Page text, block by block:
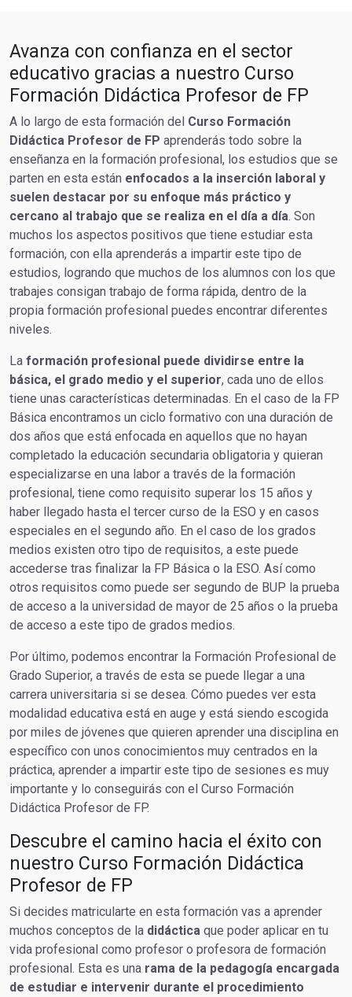
Avanza con confianza en el sector
educativo gracias a nuestro Curso
Formación Didáctica Profesor de FP
A lo largo de esta formación del Curso Formación
Didáctica Profesor de FP aprenderás todo sobre la
enseñanza en la formación profesional, los estudios que se
parten en esta están enfocados a la inserción laboral y
suelen destacar por su enfoque más práctico y
cercano al trabajo que se realiza en el día a día. Son
muchos los aspectos positivos que tiene estudiar esta
formación, con ella aprenderás a impartir este tipo de
estudios, logrando que muchos de los alumnos con los que
trabajes consigan trabajo de forma rápida, dentro de la
propia formación profesional puedes encontrar diferentes
niveles.
La formación profesional puede dividirse entre la
básica, el grado medio y el superior, cada uno de ellos
tiene unas características determinadas. En el caso de la FP
Básica encontramos un ciclo formativo con una duración de
dos años que está enfocada en aquellos que no hayan
completado la educación secundaria obligatoria y quieran
especializarse en una labor a través de la formación
profesional, tiene como requisito superar los 15 años y
haber llegado hasta el tercer curso de la ESO y en casos
especiales en el segundo año. En el caso de los grados
medios existen otro tipo de requisitos, a este puede
accederse tras finalizar la FP Básica o la ESO. Así como
otros requisitos como puede ser segundo de BUP la prueba
de acceso a la universidad de mayor de 25 años o la prueba
de acceso a este tipo de grados medios.
Por último, podemos encontrar la Formación Profesional de
Grado Superior, a través de esta se puede llegar a una
carrera universitaria si se desea. Cómo puedes ver esta
modalidad educativa está en auge y está siendo escogida
por miles de jóvenes que quieren aprender una disciplina en
específico con unos conocimientos muy centrados en la
práctica, aprender a impartir este tipo de sesiones es muy
importante y lo conseguirás con el Curso Formación
Didáctica Profesor de FP.
Descubre el camino hacia el éxito con
nuestro Curso Formación Didáctica
Profesor de FP
Si decides matricularte en esta formación vas a aprender
muchos conceptos de la didáctica que poder aplicar en tu
vida profesional como profesor o profesora de formación
profesional. Esta es una rama de la pedagogía encargada
de estudiar e intervenir durante el procedimiento